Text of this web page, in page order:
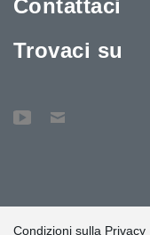
Contattaci
Trovaci su
Condizioni sulla Privacy